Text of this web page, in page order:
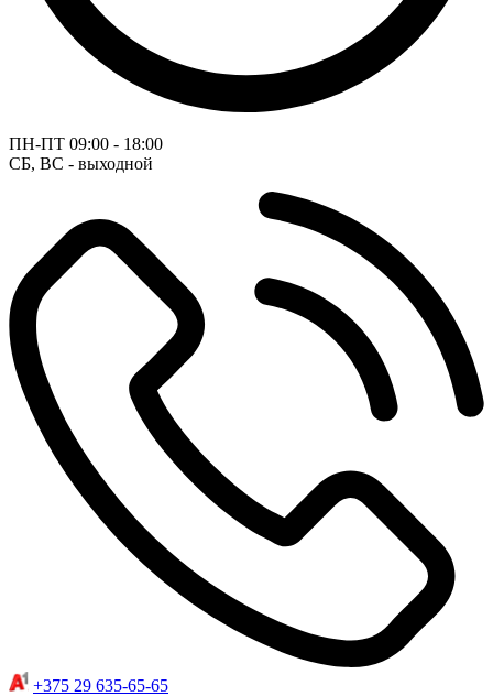
ПН-ПТ 09:00 - 18:00
СБ, ВС - выходной
+375 29 635-65-65